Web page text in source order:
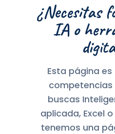
¿Necesitas
IA o
Esta página
competencias
buscas
aplicada, Excel
tenemos una